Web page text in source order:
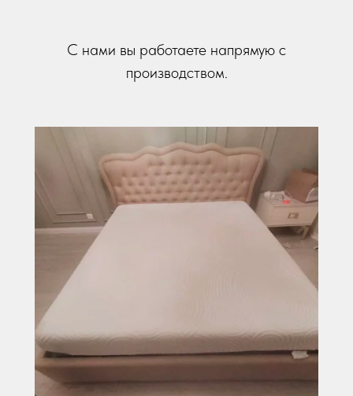
С нами вы работаете напрямую с
производством.